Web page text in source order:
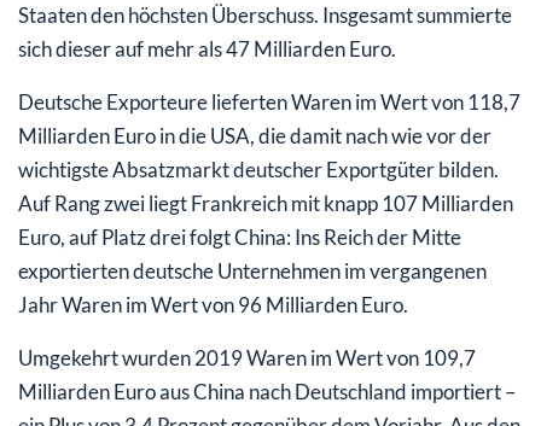
Staaten den höchsten Überschuss. Insgesamt summierte
sich dieser auf mehr als 47 Milliarden Euro.
Deutsche Exporteure lieferten Waren im Wert von 118,7
Milliarden Euro in die USA, die damit nach wie vor der
wichtigste Absatzmarkt deutscher Exportgüter bilden.
Auf Rang zwei liegt Frankreich mit knapp 107 Milliarden
Euro, auf Platz drei folgt China: Ins Reich der Mitte
exportierten deutsche Unternehmen im vergangenen
Jahr Waren im Wert von 96 Milliarden Euro.
Umgekehrt wurden 2019 Waren im Wert von 109,7
Milliarden Euro aus China nach Deutschland importiert –